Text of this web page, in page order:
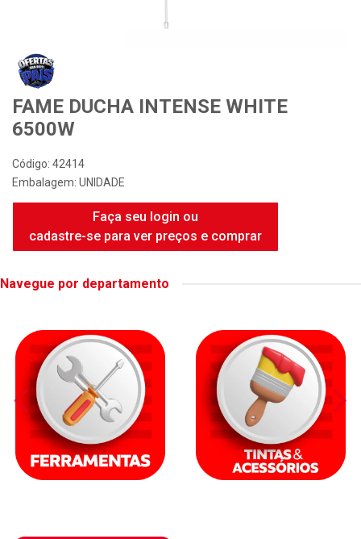
FAME DUCHA INTENSE WHITE
6500W
Código: 42414
Embalagem: UNIDADE
Faça seu login ou
cadastre-se para ver preços e comprar
Navegue por departamento